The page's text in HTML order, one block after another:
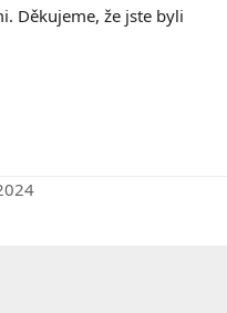
Děkujeme, že jste byli